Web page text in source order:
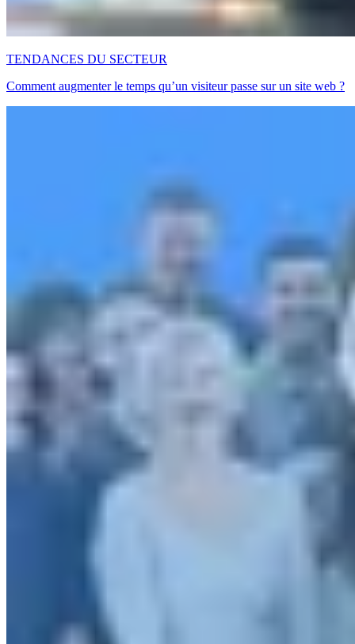
TENDANCES DU SECTEUR
Comment augmenter le temps qu’un visiteur passe sur un site web ?